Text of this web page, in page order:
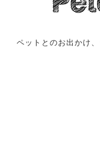
ペットとのお出かけ